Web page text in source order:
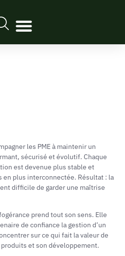
les PME à maintenir un
sécurisé et évolutif. Chaque
est devenue plus stable et
en plus interconnectée. Résultat : la
difficile de garder une maîtrise
prend tout son sens. Elle
de confiance la gestion d’un
sur ce qui fait la valeur de
et son développement.